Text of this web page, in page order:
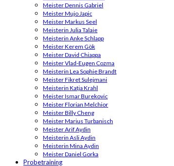
Meister Dennis Gabriel
Meister Mujo Japic
Meister Markus Seel
Meisterin Julia Talaie
Meisterin Anke Schlapp
Meister Kerem Gök
Meister David Chiappa
Meister Vlad-Eugen Cozma
Meisterin Lea Sophie Brandt
Meister Fikret Sulejmani
Meisterin Katja Krahl
Meister Ismar Burekovic
Meister Florian Melchior
Meister Billy Cheng
Meister Marius Turbanisch
Meister Arif Aydin
Meisterin Asli Aydin
Meisterin Mina Aydin
Meister Daniel Gorka
Probetraining